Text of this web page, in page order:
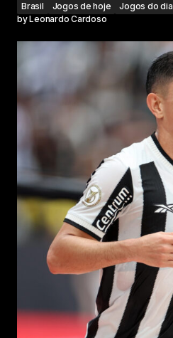
Brasil Jogos de hoje Jogos do dia
byLeonardo Cardoso